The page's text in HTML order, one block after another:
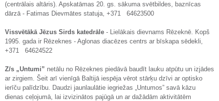
(centrālais altāris). Apskatāmas 20. gs. sākuma svētbildes, baznīcas
dārzā - Fatimas Dievmātes statuja, +371 64623500
Vissvētākā Jēzus Sirds katedrāle - Lielākais dievnams Rēzeknē. Kopš
1995. gada ir Rēzeknes - Aglonas diacēzes centrs ar bīskapa sēdekli,
+371 64624522
Z/s „Untumi” netālu no Rēzeknes piedāvā baudīt lauku atpūtu un izjādes
ar zirgiem. Šeit arī vienīgā Baltijā iespēja vērot stārķu dzīvi ar optisko
ierīču palīdzību. Daudzi jaunlaulātie iegriežas „Untumos” savā kāzu
dienas ceļojumā, lai izvizinātos pajūgā un ar dažādām aktivitātēm